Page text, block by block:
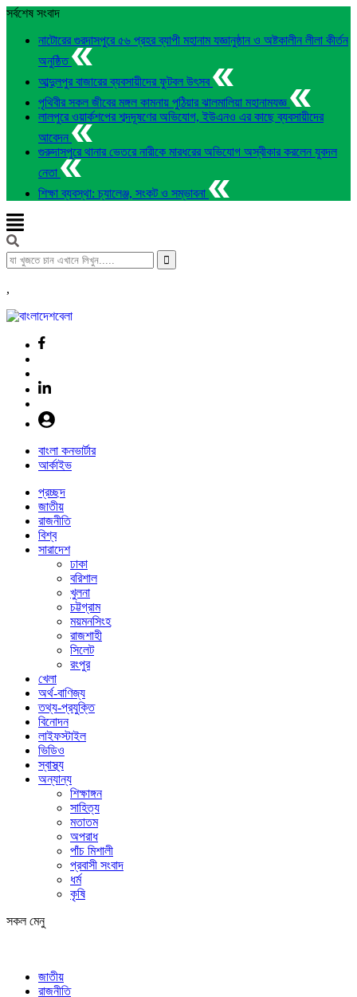
সর্বশেষ সংবাদ
নাটোরের গুরদাসপুরে ৫৬ প্রহর ব্যাপী মহানাম যজ্ঞানুষ্ঠান ও অষ্টকালীন লীলা কীর্তন
অনুষ্ঠিত
আব্দুলপুর বাজারের ব্যবসায়ীদের ফুটবল উৎসব
পৃথিবীর সকল জীবের মঙ্গল কামনায় পুঠিয়ার ঝালমালিয়া মহানামযজ্ঞ
লালপুরে ওয়ার্কশপের শব্দদূষণের অভিযোগ, ইউএনও এর কাছে ব্যবসায়ীদের
আবেদন
গুরুদাসপুরে থানার ভেতরে নারীকে মারধরের অভিযোগ অস্বীকার করলেন যুবদল
নেতা
শিক্ষা ব্যবস্থা: চ্যালেঞ্জ, সংকট ও সম্ভাবনা
,
বাংলা কনভার্টার
আর্কাইভ
প্রচ্ছদ
জাতীয়
রাজনীতি
বিশ্ব
সারাদেশ
ঢাকা
বরিশাল
খুলনা
চট্টগ্রাম
ময়মনসিংহ
রাজশাহী
সিলেট
রংপুর
খেলা
অর্থ-বাণিজ্য
তথ্য-প্রযুক্তি
বিনোদন
লাইফস্টাইল
ভিডিও
স্বাস্থ্য
অন্যান্য
শিক্ষাঙ্গন
সাহিত্য
মতাতম
অপরাধ
পাঁচ মিশালী
প্রবাসী সংবাদ
ধর্ম
কৃষি
সকল মেনু
জাতীয়
রাজনীতি